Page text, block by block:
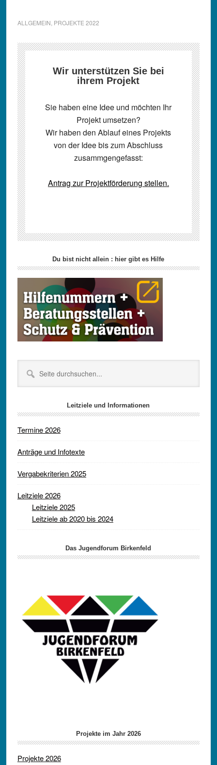
ALLGEMEIN PROJEKTE 2022
Wir unterstützen Sie bei
ihrem Projekt
Sie haben eine Idee und möchten Ihr
Projekt umsetzen?
Wir haben den Ablauf eines Projekts
von der Idee bis zum Abschluss
zusammgengefasst:
Antrag zur Projektförderung stellen.
SeitenspalteDu bist nicht allein : hier gibt es Hilfe
durchsuchen...
Leitziele und Informationen
Termine 2026
Anträge und Infotexte
Vergabekriterien 2025
Leitziele 2026
Leitziele 2025
Leitziele ab 2020 bis 2024
Das Jugendforum Birkenfeld
Projekte im Jahr 2026
Projekte 2026